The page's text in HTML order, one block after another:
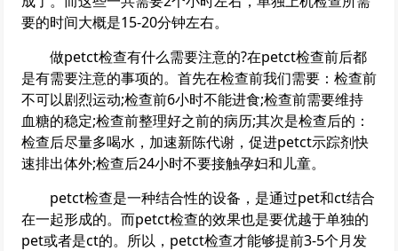
要的时间大概是15-20分钟左右。
做petct检查有什么需要注意的?在petct检查前后都
是有需要注意的事项的。首先在检查前我们需要：检查前
不可以剧烈运动;检查前6小时不能进食;检查前需要维持
血糖的稳定;检查前整理好之前的病历;其次是检查后的：
检查后尽量多喝水，加速新陈代谢，促进petct示踪剂快
速排出体外;检查后24小时不要接触孕妇和儿童。
petct检查是一种结合性的设备，是通过pet和ct结合
在一起形成的。而petct检查的效果也是要优越于单独的
pet或者是ct的。所以，petct检查才能够提前3-5个月发